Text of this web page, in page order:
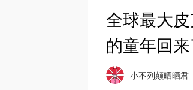
全球最大
的童年回来
小不列颠晒晒君